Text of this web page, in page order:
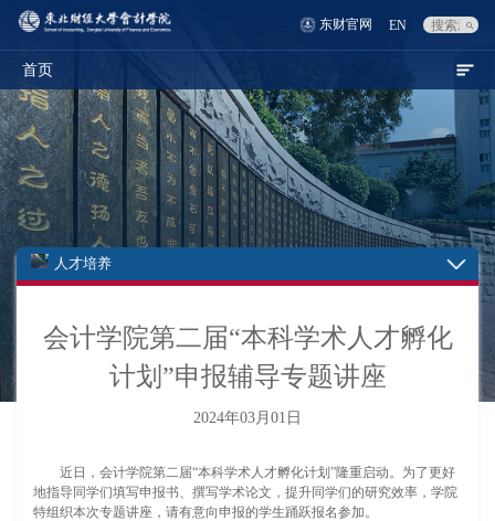
东财官网 EN
首页
人才培养
会计学院第二届“本科学术人才孵化
计划”申报辅导专题讲座
2024年03月01日
近日，会计学院第二届“本科学术人才孵化计划”隆重启动。为了更好
地指导同学们填写申报书、撰写学术论文，提升同学们的研究效率，学院
特组织本次专题讲座，请有意向申报的学生踊跃报名参加。